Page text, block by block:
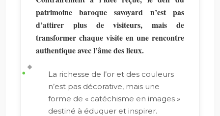
patrimoine baroque savoyard n’est pas
d’attirer plus de visiteurs, mais de
transformer chaque visite en une rencontre
authentique avec l’âme des lieux.
La richesse de l’or et des couleurs
n’est pas décorative, mais une
forme de « catéchisme en images »
destiné à éduquer et inspirer.